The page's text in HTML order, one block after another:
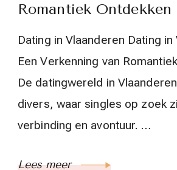
Romantiek Ontdekken
Dating in Vlaanderen Dating in
Een Verkenning van
De datingwereld in
divers, waar singles op zoek
verbinding en avontuur. …
Lees meer